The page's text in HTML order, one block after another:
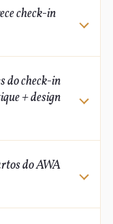
gratuito
período, será
do check-in.
do valor da
check-in
do check-in
+ design
check-out
do AWA